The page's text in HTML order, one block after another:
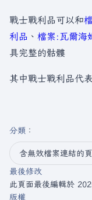
戰士戰利品可以和
利品 、 檔案:瓦爾海
具完整的骷髏
其中戰士戰利品代
分類 ：​
含無效檔案連結的
最後修改
此頁面最後編輯於
版權